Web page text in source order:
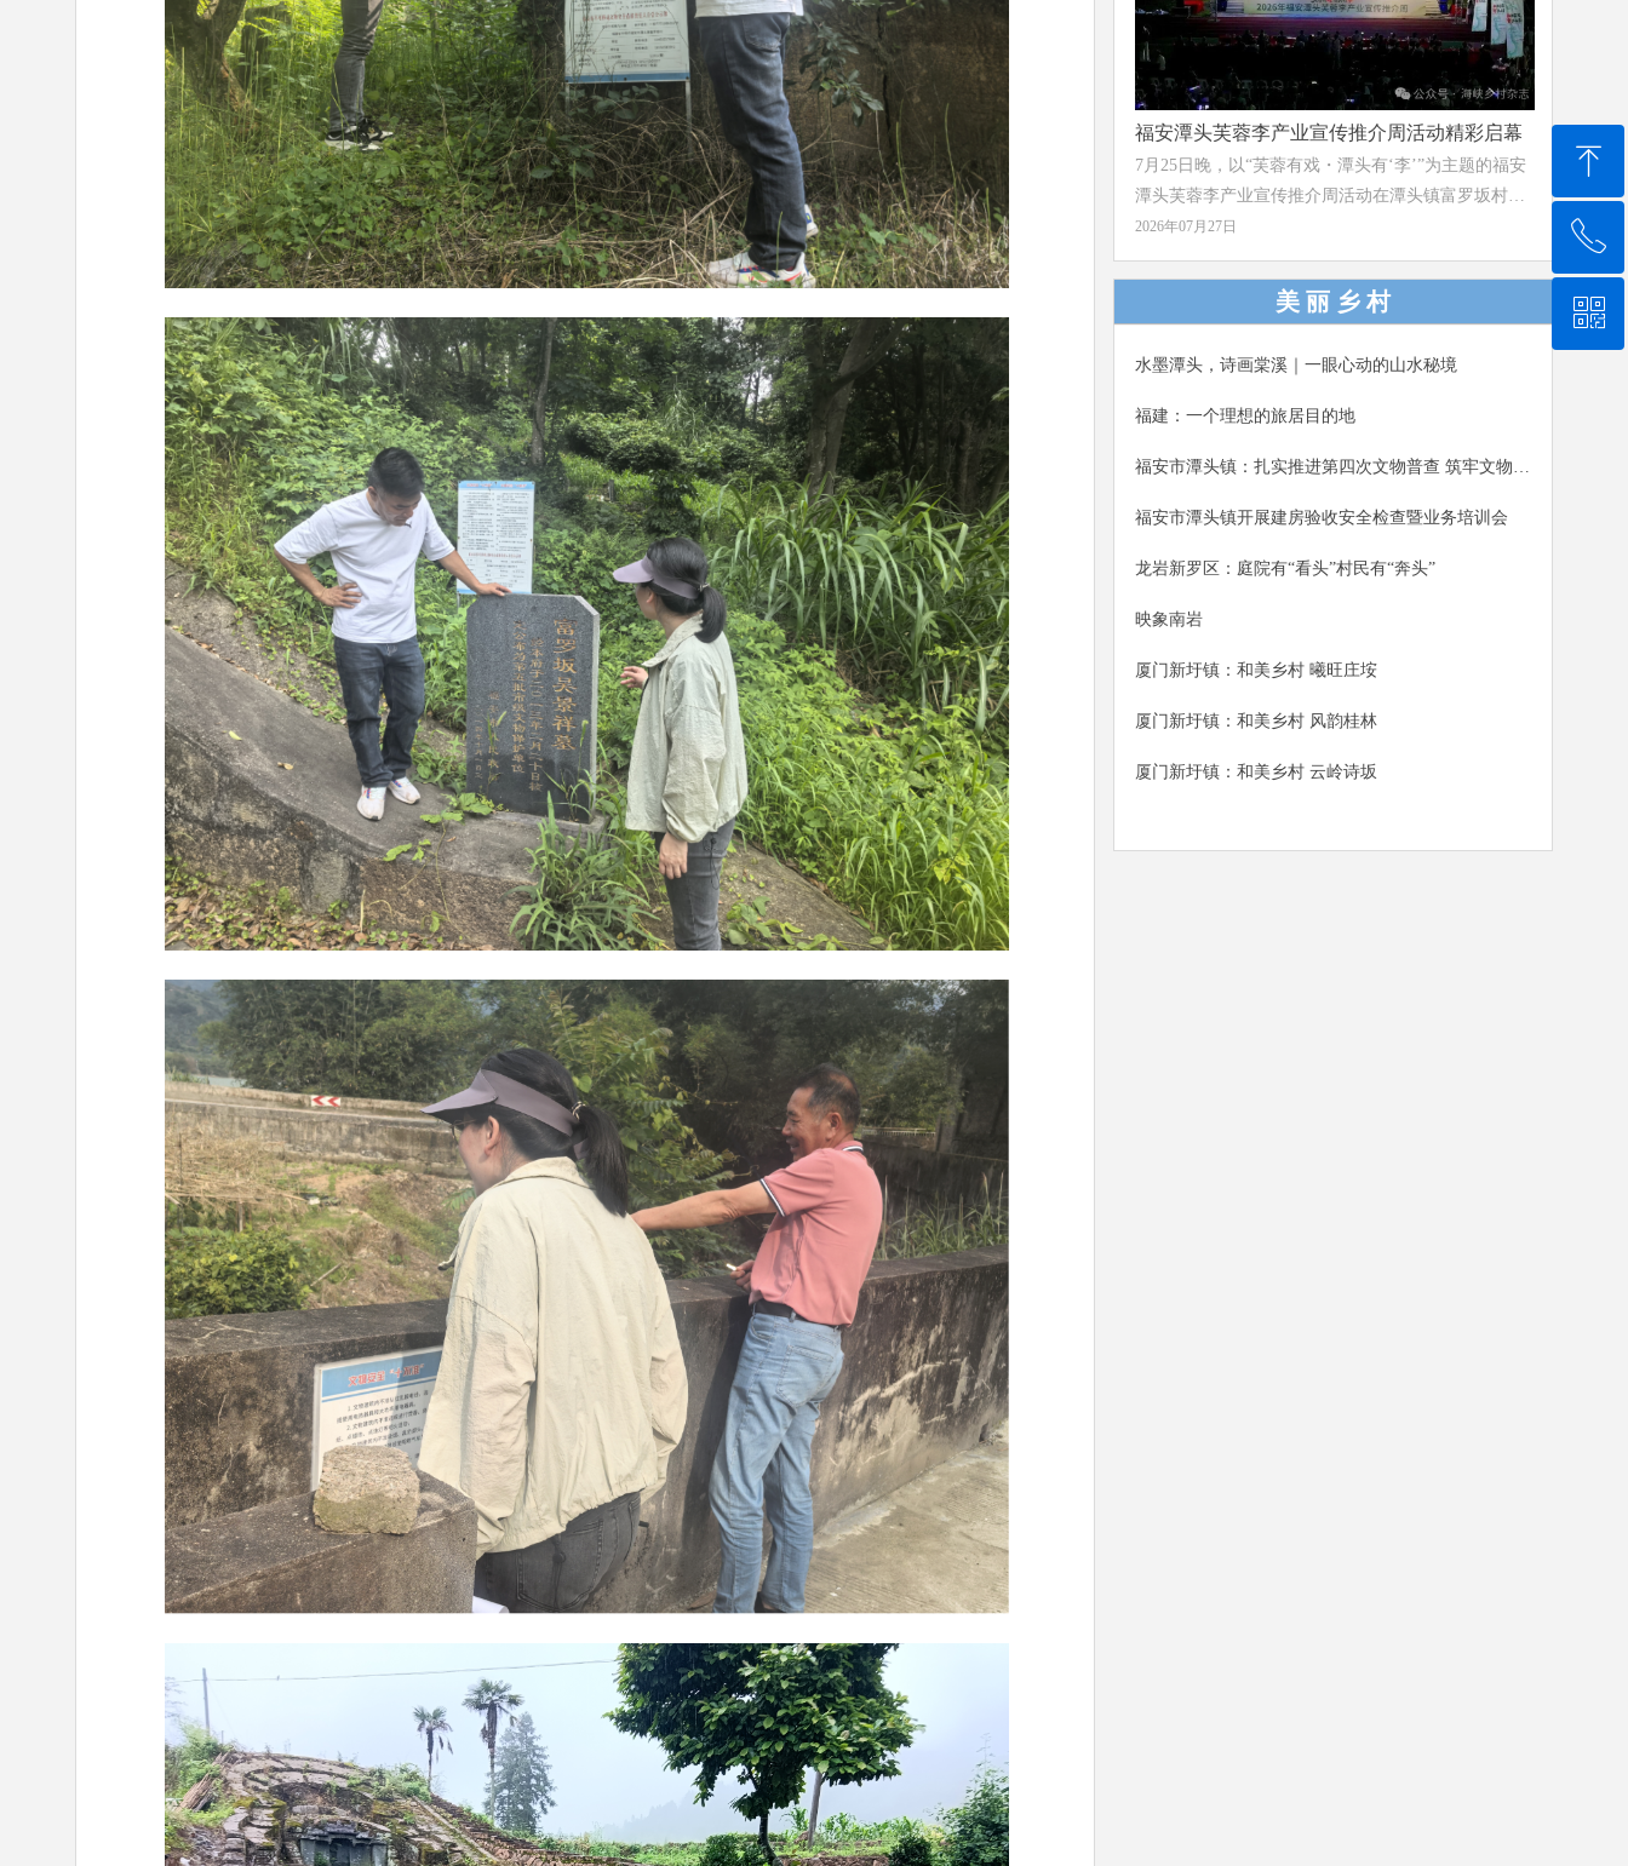
福安潭头芙蓉李产业宣传推介周活动精彩启幕
7月25日晚，以“芙蓉有戏・潭头有‘李’”为主题的福安
潭头芙蓉李产业宣传推介周活动在潭头镇富罗坂村潭
头中学操场举办，现场活动融合产业表彰、文艺展
演、趣味互动、电商分享，正式开启为期一周的芙蓉
李系列推广活动，助力乡村振兴。福安市人大常委会
党组书记、主任詹廷平，福安市副市长钟高培参加本
2026年07月27日
美 丽 乡 村
水墨潭头，诗画棠溪｜一眼心动的山水秘境
福建：一个理想的旅居目的地
福安市潭头镇：扎实推进第四次文物普查 筑牢文物保护安全屏障
福安市潭头镇开展建房验收安全检查暨业务培训会
龙岩新罗区：庭院有“看头”村民有“奔头”
映象南岩
厦门新圩镇：和美乡村 曦旺庄垵
厦门新圩镇：和美乡村 风韵桂林
厦门新圩镇：和美乡村 云岭诗坂
ꁸ
回到顶部
ꂅ
0591-87888217
ꀥ